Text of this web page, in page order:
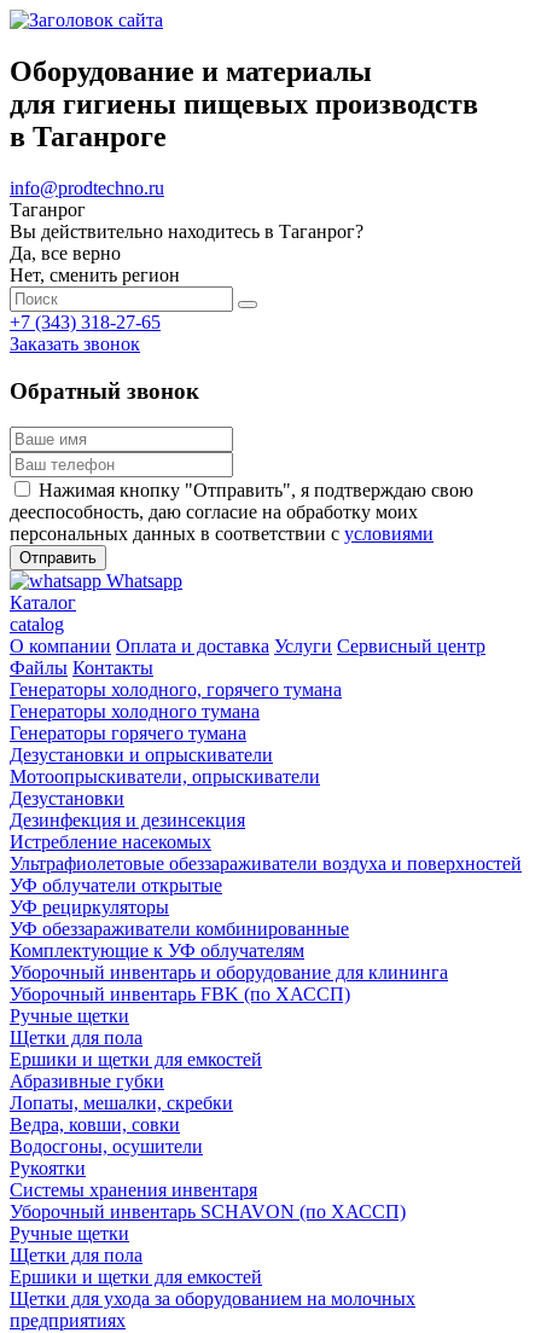
Оборудование и материалы
для гигиены пищевых производств
в Таганроге
info@prodtechno.ru
Таганрог
Вы действительно находитесь в Таганрог?
Да, все верно
Нет, сменить регион
+7 (343) 318-27-65
Заказать звонок
Обратный звонок
Нажимая кнопку "Отправить", я подтверждаю свою
дееспособность, даю согласие на обработку моих
персональных данных в соответствии с условиями
Whatsapp
Каталог
catalog
О компании Оплата и доставка Услуги Сервисный центр
Файлы Контакты
Генераторы холодного, горячего тумана
Генераторы холодного тумана
Генераторы горячего тумана
Дезустановки и опрыскиватели
Мотоопрыскиватели, опрыскиватели
Дезустановки
Дезинфекция и дезинсекция
Истребление насекомых
Ультрафиолетовые обеззараживатели воздуха и поверхностей
УФ облучатели открытые
УФ рециркуляторы
УФ обеззараживатели комбинированные
Комплектующие к УФ облучателям
Уборочный инвентарь и оборудование для клининга
Уборочный инвентарь FBK (по ХАССП)
Ручные щетки
Щетки для пола
Ершики и щетки для емкостей
Абразивные губки
Лопаты, мешалки, скребки
Ведра, ковши, совки
Водосгоны, осушители
Рукоятки
Системы хранения инвентаря
Уборочный инвентарь SCHAVON (по ХАССП)
Ручные щетки
Щетки для пола
Ершики и щетки для емкостей
Щетки для ухода за оборудованием на молочных
предприятиях